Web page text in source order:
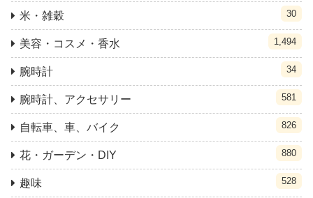
米・雑穀 30
美容・コスメ・香水 1,494
腕時計 34
腕時計、アクセサリー 581
自転車、車、バイク 826
花・ガーデン・DIY 880
趣味 528